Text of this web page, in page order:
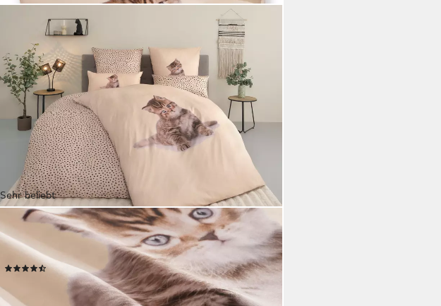
Sehr beliebt
OTTO HOME
Bettwäsche Lyki, Microfaser, 2 teilig, ab Größe 135x200
cm, 100% Polyester, Katze, Pferd, Löwe, Pinguin
(59)
UVP29,99 €
-48%